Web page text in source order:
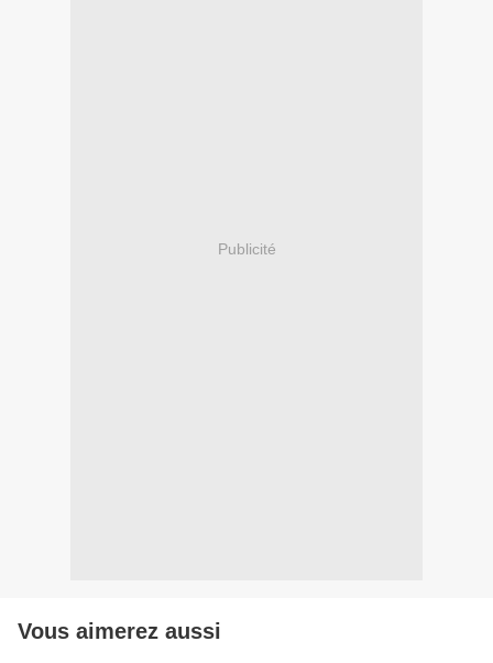
Publicité
Vous aimerez aussi